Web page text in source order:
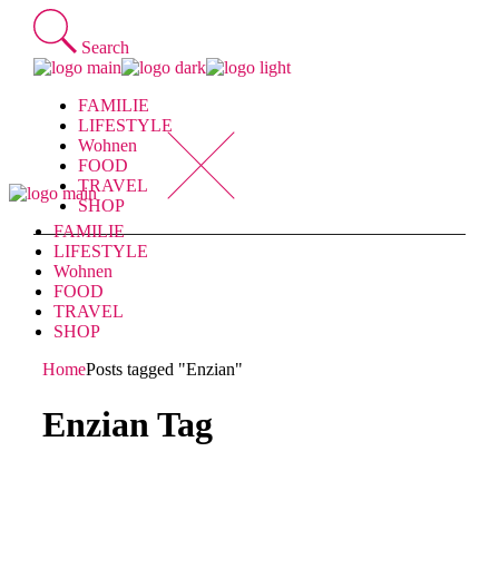
Skip
content
Search
FAMILIE
LIFESTYLE
Wohnen
FOOD
TRAVEL
SHOP
FAMILIE
LIFESTYLE
Wohnen
FOOD
TRAVEL
SHOP
HomePosts tagged "Enzian"
Enzian Tag